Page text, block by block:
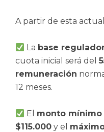
A partir de esta
La base
cuota inicial será del
remuneración
12 meses.
El monto mínimo
$115.000 y el